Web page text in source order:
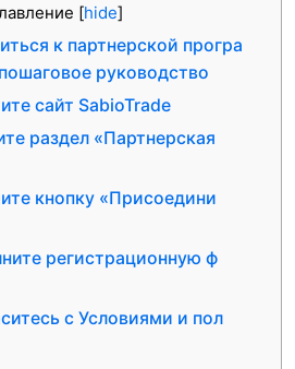
[hide]
к партнерской програ
руководство
сайт SabioTrade
раздел «Партнерская
кнопку «Присоедини
регистрационную ф
с Условиями и пол